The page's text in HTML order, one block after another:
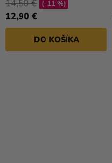
12,90 €
14,50 € (–11 %)
DO KOŠÍKA